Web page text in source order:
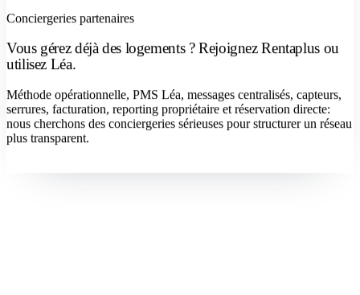
Conciergeries partenaires
Vous gérez déjà des logements ? Rejoignez Rentaplus ou
utilisez Léa.
Méthode opérationnelle, PMS Léa, messages centralisés, capteurs,
serrures, facturation, reporting propriétaire et réservation directe:
nous cherchons des conciergeries sérieuses pour structurer un réseau
plus transparent.